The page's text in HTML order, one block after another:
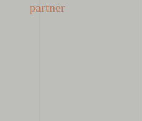
partner